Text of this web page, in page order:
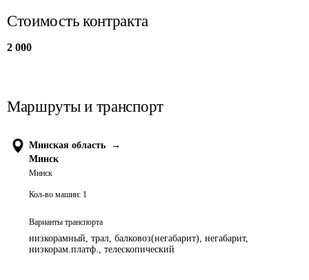
Стоимость контракта
2 000
Маршруты и транспорт
Минская область
→
Минск
Минск
Кол-во машин: 1
Варианты транспорта
низкорамный, трал, балковоз(негабарит), негабарит,
низкорам.платф., телескопический